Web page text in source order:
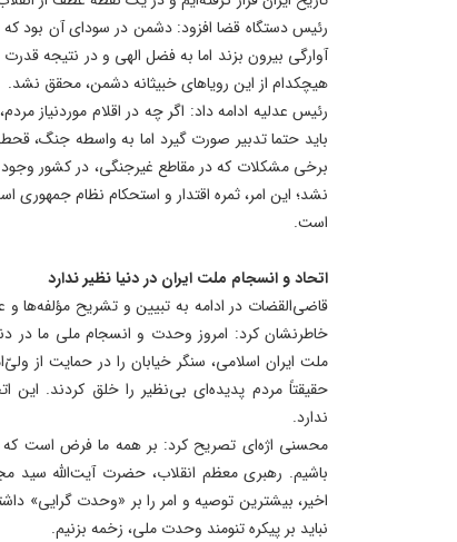
رئیس دستگاه قضا افزود: دشمن در سودای آن بود
آوارگی بیرون بزند اما به فضل الهی و در نتیجه‌
هیچکدام از این رویاهای خبیثانه دشمن، محقق نشد.
رئیس عدلیه ادامه داد: اگر چه در اقلام موردنیاز
باید حتما تدبیر صورت گیرد اما به واسطه‌ جنگ،
برخی مشکلات که در مقاطع غیرجنگی، در کشور
نشد؛ این امر، ثمره‌ اقتدار و استحکام نظام
است.
اتحاد و انسجام ملت ایران در دنیا نظیر ندارد
قاضی‌القضات در ادامه به تبیین و تشریح مؤلفه‌ها
ملت ایران اسلامی، سنگر خیابان را در حمایت از
حقیقتاً مردم پدیده‌ای بی‌نظیر را خلق کردند. این
ندارد.
محسنی اژه‌ای تصریح کرد: بر همه ما فرض است که
باشیم. رهبری معظم انقلاب، حضرت آیت‌الله
اخیر، بیشترین توصیه و امر را بر «وحدت گرایی»
نباید بر پیکره تنومند وحدت ملی، زخمه بزنیم.